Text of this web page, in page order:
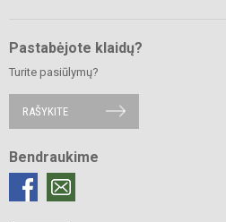
Pastabėjote klaidų?
Turite pasiūlymų?
RAŠYKITE
Bendraukime